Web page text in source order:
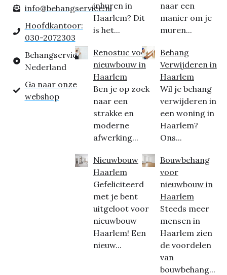
info@behangservice.nl
Hoofdkantoor:
030-2072303
Behangservice
Nederland
Ga naar onze
webshop
inhuren in
Haarlem? Dit
is het...
Renostuc voor
nieuwbouw in
Haarlem
Ben je op zoek
naar een
strakke en
moderne
afwerking...
Nieuwbouw
Haarlem
Gefeliciteerd
met je bent
uitgeloot voor
nieuwbouw
Haarlem! Een
nieuw...
naar een
manier om je
muren...
Behang
Verwijderen in
Haarlem
Wil je behang
verwijderen in
een woning in
Haarlem?
Ons...
Bouwbehang
voor
nieuwbouw in
Haarlem
Steeds meer
mensen in
Haarlem zien
de voordelen
van
bouwbehang...